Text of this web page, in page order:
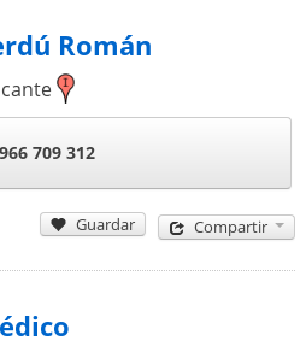
Román
966 709 312
Guardar Compartir